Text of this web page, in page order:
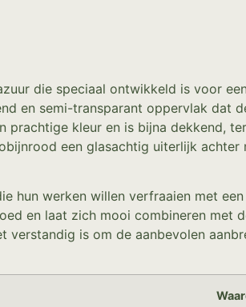
die speciaal ontwikkeld is voor
en semi-transparant oppervlak dat
kleur en is bijna dekkend,
een glasachtig uiterlijk
hun werken willen verfraaien met
en laat zich mooi combineren met
is om de aanbevolen